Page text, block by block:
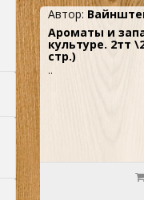
Автор:
Ароматы и
культуре. 2тт
стр.)
..